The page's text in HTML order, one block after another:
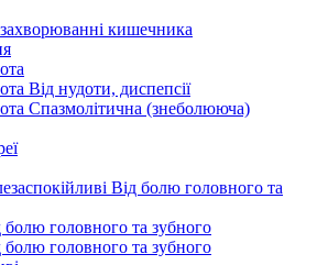
кишечника
Від нудоти, диспепсії
Спазмолітична (знеболююча)
Від болю головного та
болю головного та зубного
болю головного та зубного